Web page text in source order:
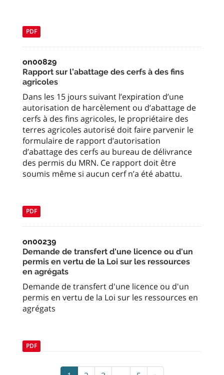
PDF
on00829
Rapport sur l’abattage des cerfs à des fins
agricoles
Dans les 15 jours suivant l’expiration d’une
autorisation de harcèlement ou d’abattage de
cerfs à des fins agricoles, le propriétaire des
terres agricoles autorisé doit faire parvenir le
formulaire de rapport d’autorisation
d’abattage des cerfs au bureau de délivrance
des permis du MRN. Ce rapport doit être
soumis même si aucun cerf n’a été abattu.
PDF
on00239
Demande de transfert d'une licence ou d'un
permis en vertu de la Loi sur les ressources
en agrégats
Demande de transfert d'une licence ou d'un
permis en vertu de la Loi sur les ressources en
agrégats
PDF